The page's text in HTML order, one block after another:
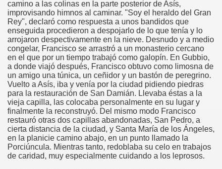
camino a las colinas en la parte posterior de Asís,
improvisando himnos al caminar. "Soy el heraldo del Gran
Rey", declaró como respuesta a unos bandidos que
enseguida procedieron a despojarlo de lo que tenía y lo
arrojaron despectivamente en la nieve. Desnudo y a medio
congelar, Francisco se arrastró a un monasterio cercano
en el que por un tiempo trabajó como galopín. En Gubbio,
a donde viajó después, Francisco obtuvo como limosna de
un amigo una túnica, un ceñidor y un bastón de peregrino.
Vuelto a Asís, iba y venía por la ciudad pidiendo piedras
para la restauración de San Damián. Llevaba éstas a la
vieja capilla, las colocaba personalmente en su lugar y
finalmente la reconstruyó. Del mismo modo Francisco
restauró otras dos capillas abandonadas, San Pedro, a
cierta distancia de la ciudad, y Santa María de los Ángeles,
en la planicie camino abajo, en un punto llamado la
Porciúncula. Mientras tanto, redoblaba su celo en trabajos
de caridad, muy especialmente cuidando a los leprosos.